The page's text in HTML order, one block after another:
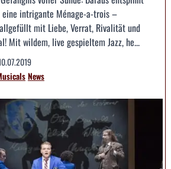
eine intrigante Ménage-a-trois –
mit Liebe, Verrat, Rivalität und
Mit wildem, live gespieltem Jazz, he...
News